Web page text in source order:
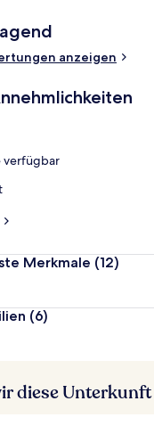
anzeigen
verfügbar
Merkmale (12)
(6)
diese